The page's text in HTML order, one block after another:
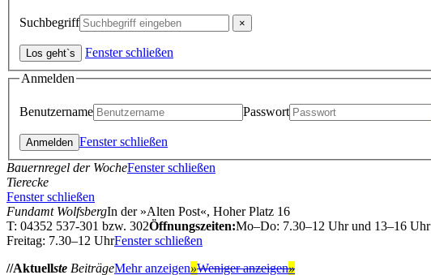
Suchbegriff
Fenster schließen
Anmelden
Benutzername Passwort
Fenster schließen
Bauernregel der WocheFenster schließen
Tierecke
Fenster schließen
Fundamt WolfsbergIn der »Alten Post«, Hoher Platz 16
T: 04352 537-301 bzw. 302Öffnungszeiten:Mo–Do: 7.30–12 Uhr und 13–16 Uhr
Freitag: 7.30–12 UhrFenster schließen
//Aktuellste BeiträgeMehr anzeigen»Weniger anzeigen»